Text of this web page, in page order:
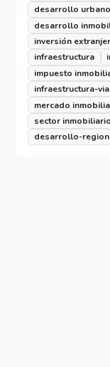
desarrollo urbano
desarrollo
inversión
infraestructura
impuesto
infraestructura-
mercado
sector inmobiliario
desarrollo-